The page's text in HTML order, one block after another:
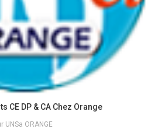
CE DP & CA Chez Orange
UNSa ORANGE